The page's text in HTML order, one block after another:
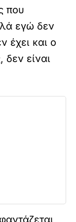
που
εγώ δεν
έχει και ο
είναι